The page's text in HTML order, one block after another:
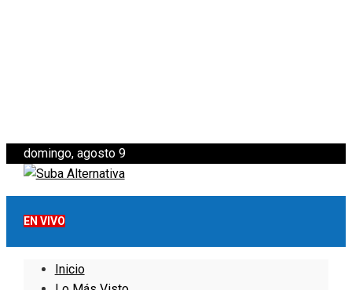
domingo, agosto 9
EN VIVO
Inicio